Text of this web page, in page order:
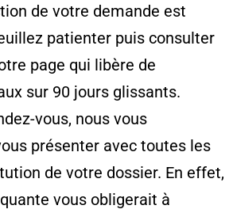
de votre demande est
patienter puis consulter
page qui libère de
sur 90 jours glissants.
vous, nous vous
présenter avec toutes les
de votre dossier. En effet,
vous obligerait à